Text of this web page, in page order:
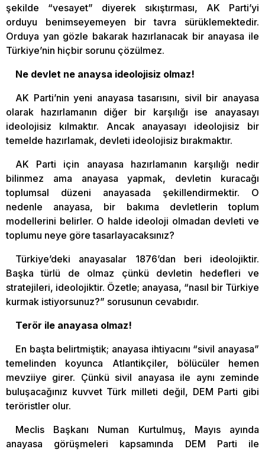
şekilde “vesayet” diyerek sıkıştırması, AK Parti’yi
orduyu benimseyemeyen bir tavra sürüklemektedir.
Orduya yan gözle bakarak hazırlanacak bir anayasa ile
Türkiye’nin hiçbir sorunu çözülmez.
Ne devlet ne anaysa ideolojisiz olmaz!
AK Parti’nin yeni anayasa tasarısını, sivil bir anayasa
olarak hazırlamanın diğer bir karşılığı ise anayasayı
ideolojisiz kılmaktır. Ancak anayasayı ideolojisiz bir
temelde hazırlamak, devleti ideolojisiz bırakmaktır.
AK Parti için anayasa hazırlamanın karşılığı nedir
bilinmez ama anayasa yapmak, devletin kuracağı
toplumsal düzeni anayasada şekillendirmektir. O
nedenle anayasa, bir bakıma devletlerin toplum
modellerini belirler. O halde ideoloji olmadan devleti ve
toplumu neye göre tasarlayacaksınız?
Türkiye’deki anayasalar 1876’dan beri ideolojiktir.
Başka türlü de olmaz çünkü devletin hedefleri ve
stratejileri, ideolojiktir. Özetle; anayasa, “nasıl bir Türkiye
kurmak istiyorsunuz?” sorusunun cevabıdır.
Terör ile anayasa olmaz!
En başta belirtmiştik; anayasa ihtiyacını “sivil anayasa”
temelinden koyunca Atlantikçiler, bölücüler hemen
mevziiye girer. Çünkü sivil anayasa ile aynı zeminde
buluşacağınız kuvvet Türk milleti değil, DEM Parti gibi
teröristler olur.
Meclis Başkanı Numan Kurtulmuş, Mayıs ayında
anayasa görüşmeleri kapsamında DEM Parti ile